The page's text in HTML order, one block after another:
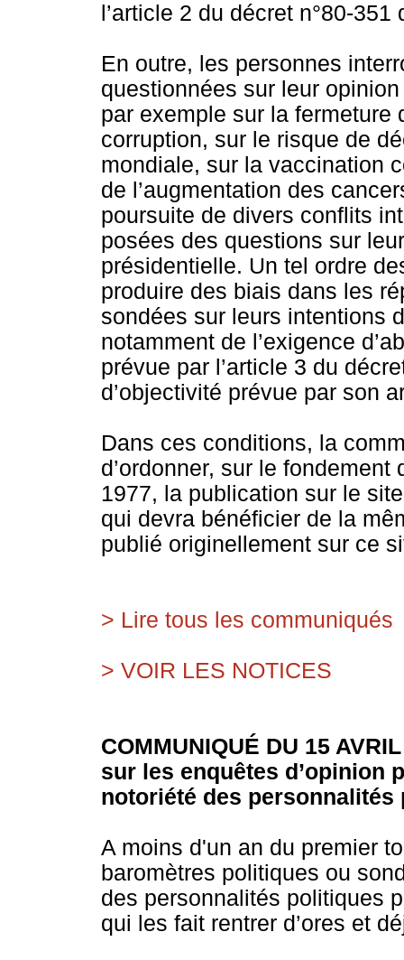
l’article 2 du décret n°80-351
En outre, les personnes
questionnées sur leur
par exemple sur la fermeture
corruption, sur le risque de
mondiale, sur la vaccination
de l’augmentation des
poursuite de divers conflits
posées des questions sur
présidentielle. Un tel ordre
produire des biais dans les
sondées sur leurs intentions
notamment de l’exigence
prévue par l’article 3 du
d’objectivité prévue par son
Dans ces conditions, la
d’ordonner, sur le
1977, la publication sur le
qui devra bénéficier de la
publié originellement sur ce
> Lire tous les communiqués
> VOIR LES NOTICES
COMMUNIQUÉ DU 15
sur les enquêtes d’opinion
notoriété des personnalités
A moins d'un an du premier
baromètres politiques ou
des personnalités politiques
qui les fait rentrer d’ores et